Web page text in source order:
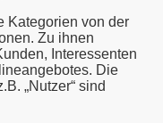
Kategorien von der
Zu ihnen
Interessenten
Die
„Nutzer“ sind